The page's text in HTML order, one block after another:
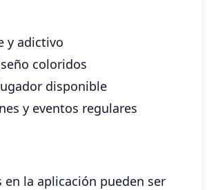
y adictivo
coloridos
disponible
y eventos regulares
en la aplicación pueden ser